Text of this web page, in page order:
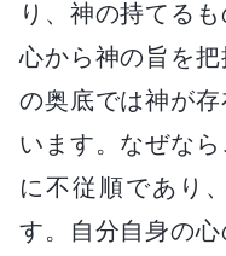
り、神の持てる
心から神の旨を
の奥底では神が
います。なぜな
に不従順であり
す。自分自身の